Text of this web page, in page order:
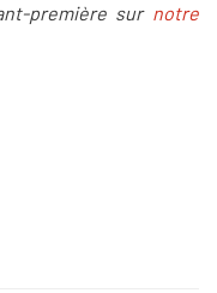
première sur notre